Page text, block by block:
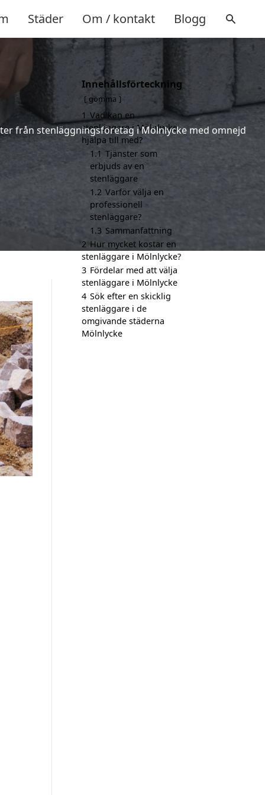
Städer Om / kontakt Blogg
från stenläggningsföretag i Mölnlycke med omnejd
Innehållsförteckning
gömma
1 Vad kan en
stenläggare i Mölnlycke
hjälpa till med?
1.1 Tjänster som
erbjuds av en
stenläggare
1.2 Varför välja en
professionell
stenläggare?
1.3 Sammanfattning
2 Hur mycket kostar en
stenläggare i Mölnlycke?
3 Fördelar med att välja
stenläggare i Mölnlycke
4 Sök efter en skicklig
stenläggare i de
omgivande städerna
Mölnlycke